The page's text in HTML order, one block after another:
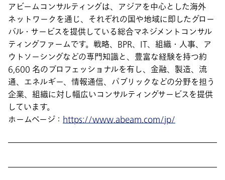
アビームコンサルティングは、アジアを中心とした海外
ネットワークを通じ、それぞれの国や地域に即したグロー
バル・サービスを提供している総合マネジメントコンサル
ティングファームです。戦略、BPR、IT、組織・人事、ア
ウトソーシングなどの専門知識と、豊富な経験を持つ約
6,600 名のプロフェッショナルを有し、金融、製造、流
通、エネルギー、情報通信、パブリックなどの分野を担う
企業、組織に対し幅広いコンサルティングサービスを提供
しています。
ホームページ： https://www.abeam.com/jp/